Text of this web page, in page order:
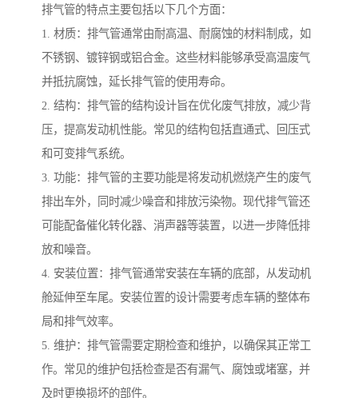
排气管的特点主要包括以下几个方面：
1. 材质：排气管通常由耐高温、耐腐蚀的材料制成，如
不锈钢、镀锌钢或铝合金。这些材料能够承受高温废气
并抵抗腐蚀，延长排气管的使用寿命。
2. 结构：排气管的结构设计旨在优化废气排放，减少背
压，提高发动机性能。常见的结构包括直通式、回压式
和可变排气系统。
3. 功能：排气管的主要功能是将发动机燃烧产生的废气
排出车外，同时减少噪音和排放污染物。现代排气管还
可能配备催化转化器、消声器等装置，以进一步降低排
放和噪音。
4. 安装位置：排气管通常安装在车辆的底部，从发动机
舱延伸至车尾。安装位置的设计需要考虑车辆的整体布
局和排气效率。
5. 维护：排气管需要定期检查和维护，以确保其正常工
作。常见的维护包括检查是否有漏气、腐蚀或堵塞，并
及时更换损坏的部件。